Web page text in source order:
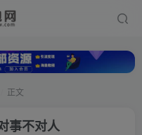
正文
事不对人